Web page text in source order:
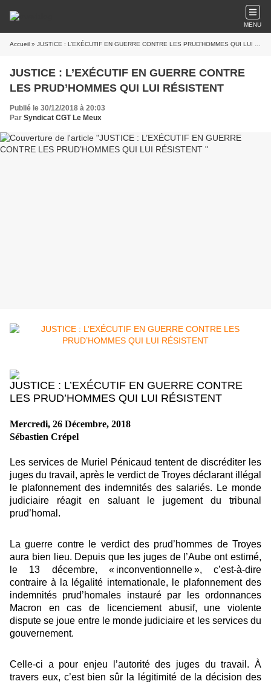
MENU
Accueil » JUSTICE : L’EXÉCUTIF EN GUERRE CONTRE LES PRUD’HOMMES QUI LUI RÉSISTENT
JUSTICE : L’EXÉCUTIF EN GUERRE CONTRE
LES PRUD’HOMMES QUI LUI RÉSISTENT
Publié le 30/12/2018 à 20:03
Par Syndicat CGT Le Meux
JUSTICE : L’EXÉCUTIF EN GUERRE CONTRE
LES PRUD’HOMMES QUI LUI RÉSISTENT
Mercredi, 26 Décembre, 2018
Sébastien Crépel
Les services de Muriel Pénicaud tentent de discréditer les
juges du travail, après le verdict de Troyes déclarant illégal
le plafonnement des indemnités des salariés. Le monde
judiciaire réagit en saluant le jugement du tribunal
prud’homal.
La guerre contre le verdict des prud’hommes de Troyes
aura bien lieu. Depuis que les juges de l’Aube ont estimé,
le 13 décembre, « inconventionnelle », c’est-à-dire
contraire à la légalité internationale, le plafonnement des
indemnités prud’homales instauré par les ordonnances
Macron en cas de licenciement abusif, une violente
dispute se joue entre le monde judiciaire et les services du
gouvernement.
Celle-ci a pour enjeu l’autorité des juges du travail. À
travers eux, c’est bien sûr la légitimité de la décision des